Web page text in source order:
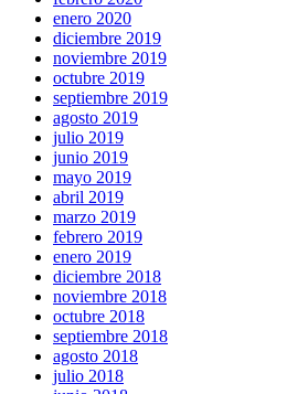
enero 2020
diciembre 2019
noviembre 2019
octubre 2019
septiembre 2019
agosto 2019
julio 2019
junio 2019
mayo 2019
abril 2019
marzo 2019
febrero 2019
enero 2019
diciembre 2018
noviembre 2018
octubre 2018
septiembre 2018
agosto 2018
julio 2018